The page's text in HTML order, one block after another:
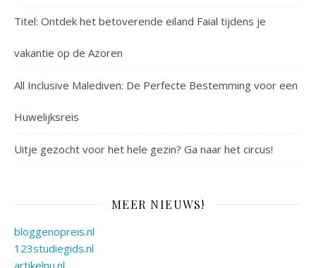
Titel: Ontdek het betoverende eiland Faial tijdens je
vakantie op de Azoren
All Inclusive Malediven: De Perfecte Bestemming voor een
Huwelijksreis
Uitje gezocht voor het hele gezin? Ga naar het circus!
MEER NIEUWS!
bloggenopreis.nl
123studiegids.nl
artikelnu.nl